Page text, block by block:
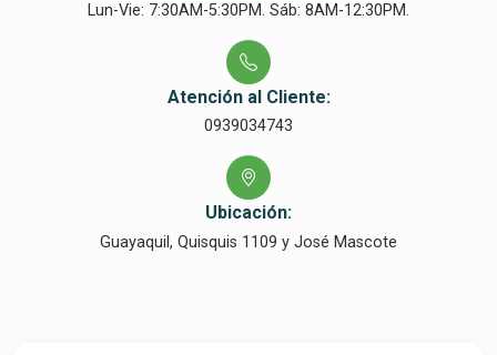
Lun-Vie: 7:30AM-5:30PM. Sáb: 8AM-12:30PM.
Atención al Cliente:
0939034743
Ubicación:
Guayaquil, Quisquis 1109 y José Mascote